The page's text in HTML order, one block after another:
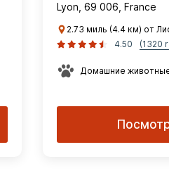
Lyon, 69 006, France
2.73 миль (4.4 км) от
4.50
(1320
Домашние